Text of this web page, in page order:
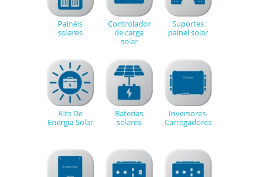
Painéis
solares
Controlador
de carga
solar
Suportes
painel solar
Kits De
Energia Solar
Baterias
solares
Inversores-
Carregadores